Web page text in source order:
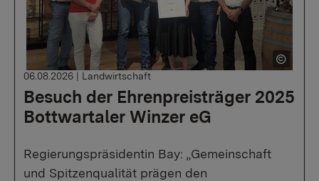
Besuch der Ehrenpreisträger 2025
Bottwartaler Winzer eG
06.08.2026 | Landwirtschaft
Regierungspräsidentin Bay: „Gemeinschaft
und Spitzenqualität prägen den